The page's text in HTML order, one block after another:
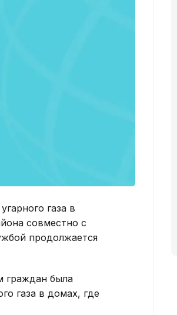
газа в
совместно с
продолжается
граждан была
газа в домах, где